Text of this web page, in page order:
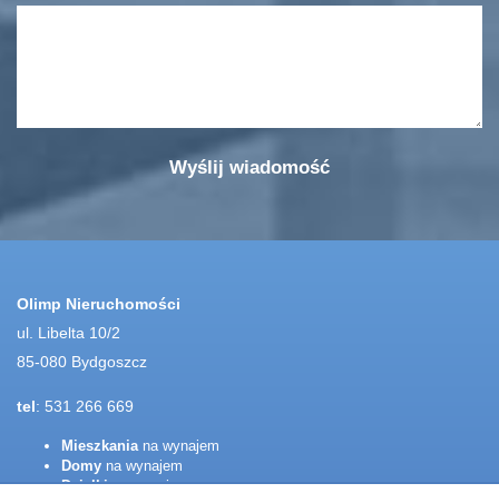
Olimp Nieruchomości
ul. Libelta 10/2
85-080 Bydgoszcz
tel: 531 266 669
Mieszkaniana wynajem
Domy na wynajem
Działkina wynajem